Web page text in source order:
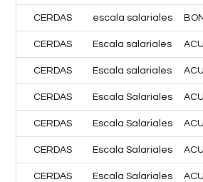
CERDAS escala salariales
CERDAS Escala salariales
CERDAS Escala salariales
CERDAS Escala Salariales
CERDAS Escala Salariales
CERDAS Escala Salariales
CERDAS Escala Salariales